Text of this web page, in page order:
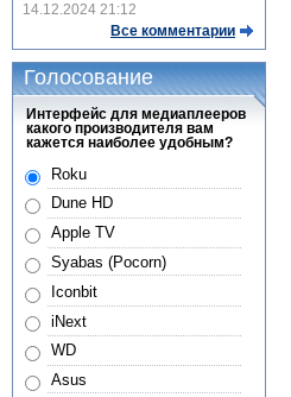
14.12.2024 21:12
Все комментарии
Голосование
Интерфейс для медиаплееров
какого производителя вам
кажется наиболее удобным?
Roku
Dune HD
Apple TV
Syabas (Pocorn)
Iconbit
iNext
WD
Asus